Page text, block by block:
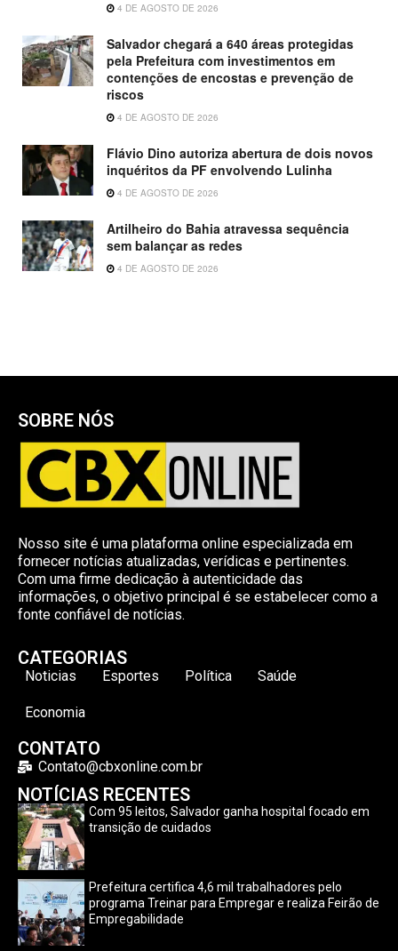
4 DE AGOSTO DE 2026
Salvador chegará a 640 áreas protegidas
pela Prefeitura com investimentos em
contenções de encostas e prevenção de
riscos
4 DE AGOSTO DE 2026
Flávio Dino autoriza abertura de dois novos
inquéritos da PF envolvendo Lulinha
4 DE AGOSTO DE 2026
Artilheiro do Bahia atravessa sequência
sem balançar as redes
4 DE AGOSTO DE 2026
SOBRE NÓS
Nosso site é uma plataforma online especializada em
fornecer notícias atualizadas, verídicas e pertinentes.
Com uma firme dedicação à autenticidade das
informações, o objetivo principal é se estabelecer como a
fonte confiável de notícias.
CATEGORIAS
Noticias Esportes Política Saúde
Economia
CONTATO
Contato@cbxonline.com.br
NOTÍCIAS RECENTES
Com 95 leitos, Salvador ganha hospital focado em
transição de cuidados
Prefeitura certifica 4,6 mil trabalhadores pelo
programa Treinar para Empregar e realiza Feirão de
Empregabilidade